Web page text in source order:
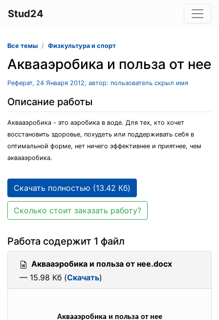
Stud24
Все темы Физкультура и спорт
Аквааэробика и польза от нее
Реферат, 24 Января 2012, автор: пользователь скрыл имя
Описание работы
Аквааэробика - это аэробика в воде. Для тех, кто хочет
восстановить здоровье, похудеть или поддерживать себя в
оптимальной форме, нет ничего эффективнее и приятнее, чем
аквааэробика.
Скачать полностью (13.42 Кб)
Сколько стоит заказать работу?
Работа содержит 1 файл
Аквааэробика и польза от нее.docx
— 15.98 Кб (Скачать)
Аквааэробика и польза от нее